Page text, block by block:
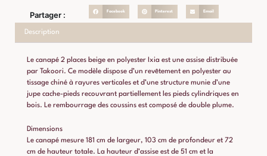
Partager : Facebook Pinterest Email
Description
Le canapé 2 places beige en polyester Ixia est une assise distribuée
par Takoori. Ce modèle dispose d’un revêtement en polyester au
tissage chiné à rayures verticales et d’une structure munie d’une
jupe cache-pieds recouvrant partiellement les pieds cylindriques en
bois. Le rembourrage des coussins est composé de double plume.
Dimensions
Le canapé mesure 181 cm de largeur, 103 cm de profondeur et 72
cm de hauteur totale. La hauteur d’assise est de 51 cm et la